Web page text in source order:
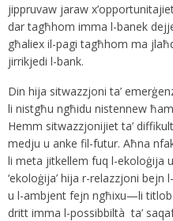
jippruvaw jaraw
dar tagħhom imma l-banek
għaliex il-pagi tagħhom ma
jirrikjedi l-bank.
Din hija sitwazzjoni ta’
li nistgħu ngħidu nistennew
Hemm sitwazzjonijiet ta’
medju u anke fil-futur. Aħna
li meta jitkellem fuq l-ekoloġija
‘ekoloġija’ hija r-relazzjoni
u l-ambjent fejn ngħixu—li titlob
dritt imma l-possibbiltà ta’